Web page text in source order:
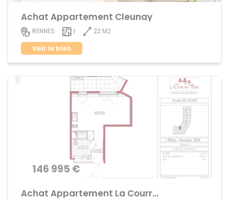
Achat Appartement Cleunay
RENNES 1
22 M2
Voir le bien
146 995 €
Achat Appartement La Courrouze